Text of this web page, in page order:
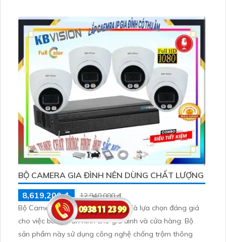
người dùng giao tiếp một cách dễ dàng
BỘ CAMERA GIA ĐÌNH NÊN DÙNG CHẤT LƯỢNG
8,619,200 ₫
12,940,000 ₫
Bộ Camera Gia Đình của KBvision là lựa chọn đáng giá
cho việc bảo vệ an ninh cho gia đình và cửa hàng. Bộ
sản phẩm này sử dụng công nghệ chống trộm thông